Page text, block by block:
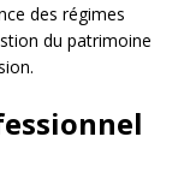
des régimes
du patrimoine